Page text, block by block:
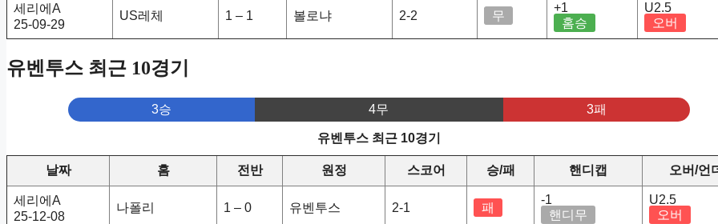
세리에A
25-09-29
US레체 1 – 1 볼로냐 2-2 무
+1
홈승
U2.5
오버
유벤투스 최근 10경기
3승 4무 3패
유벤투스 최근 10경기
날짜 홈 전반 원정 스코어 승/패 핸디캡 오버/언
세리에A
25-12-08
나폴리 1 – 0 유벤투스 2-1 패
-1
핸디무
U2.5
오버